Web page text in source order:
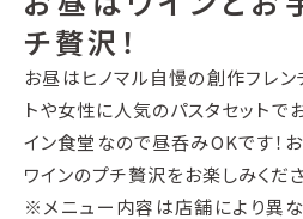
チ贅沢！
お昼はヒノマル自慢の創作フレ
トや女性に人気のパスタセットで
イン食堂なので昼呑みOKです！
ワインのプチ贅沢をお楽しみくださ
※メニュー内容は店舗により異な